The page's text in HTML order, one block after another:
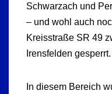
Schwarzach und
– und wohl auch
Kreisstraße SR 49
Irensfelden gesperrt.
In diesem Bereich